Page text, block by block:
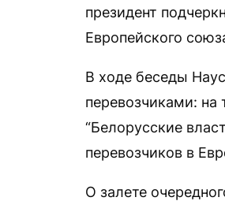
президент
Европейского
В ходе беседы
перевозчиками: на
“Белорусские
перевозчиков в
О залете